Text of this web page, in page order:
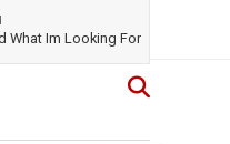
What Im Looking For